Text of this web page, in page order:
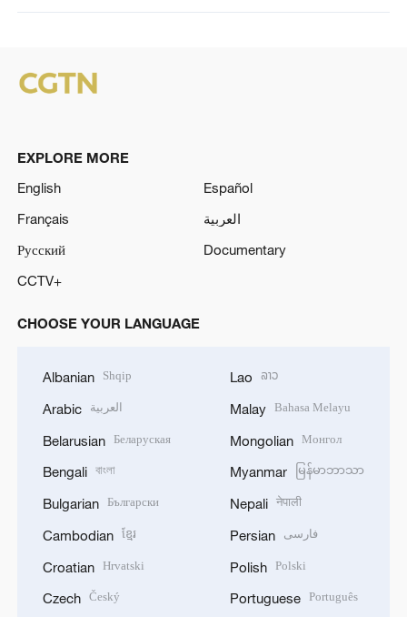
EXPLORE MORE
English
Español
Français
العربية
Русский
Documentary
CCTV+
CHOOSE YOUR LANGUAGE
Albanian Shqip
Arabic العربية
Belarusian Беларуская
Bengali বাংলা
Bulgarian Български
Cambodian ខ្មែរ
Croatian Hrvatski
Czech Český
Lao ລາວ
Malay Bahasa Melayu
Mongolian Монгол
Myanmar မြန်မာဘာသာ
Nepali नेपाली
Persian فارسی
Polish Polski
Portuguese Português